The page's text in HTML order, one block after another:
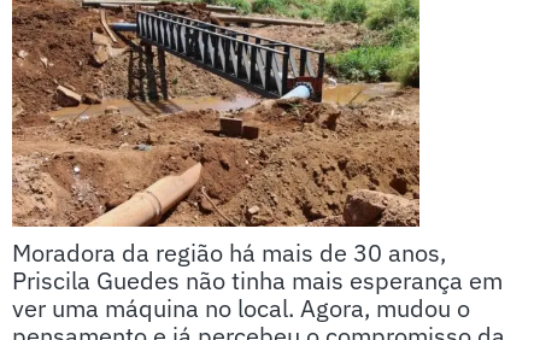
Moradora da região há mais de 30 anos,
Priscila Guedes não tinha mais esperança em
ver uma máquina no local. Agora, mudou o